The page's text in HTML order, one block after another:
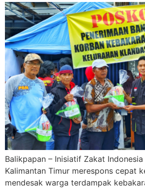
Balikpapan – Inisiatif Zakat
Kalimantan Timur merespons cepat
mendesak warga terdampak